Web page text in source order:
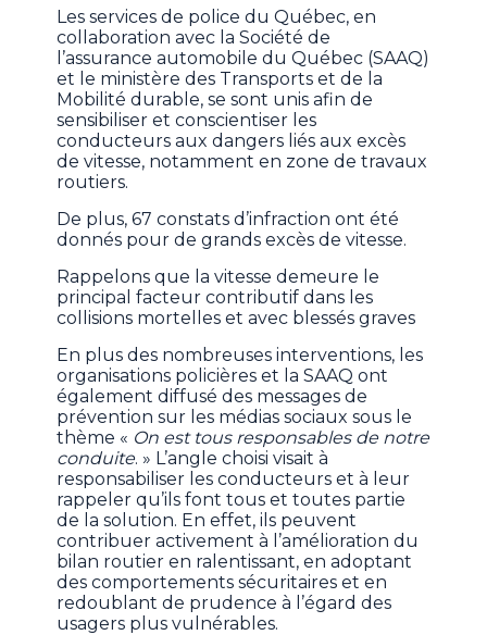
Les services de police du Québec, en
collaboration avec la Société de
l’assurance automobile du Québec (SAAQ)
et le ministère des Transports et de la
Mobilité durable, se sont unis afin de
sensibiliser et conscientiser les
conducteurs aux dangers liés aux excès
de vitesse, notamment en zone de travaux
routiers.
De plus, 67 constats d’infraction ont été
donnés pour de grands excès de vitesse.
Rappelons que la vitesse demeure le
principal facteur contributif dans les
collisions mortelles et avec blessés graves
En plus des nombreuses interventions, les
organisations policières et la SAAQ ont
également diffusé des messages de
prévention sur les médias sociaux sous le
thème « On est tous responsables de notre
conduite. » L’angle choisi visait à
responsabiliser les conducteurs et à leur
rappeler qu’ils font tous et toutes partie
de la solution. En effet, ils peuvent
contribuer activement à l’amélioration du
bilan routier en ralentissant, en adoptant
des comportements sécuritaires et en
redoublant de prudence à l’égard des
usagers plus vulnérables.